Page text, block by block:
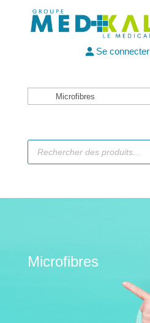
Se connecter
Catégories
Recherche
produits
Microfibres